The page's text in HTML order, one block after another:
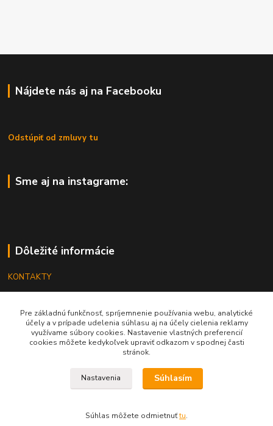
Nájdete nás aj na Facebooku
Odstúpiť od zmluvy tu
Sme aj na instagrame:
Dôležité informácie
KONTAKTY
REKLAMÁCIE
KATALÓGY
Pre základnú funkčnosť, spríjemnenie používania webu, analytické
účely a v prípade udelenia súhlasu aj na účely cielenia reklamy
využívame súbory cookies. Nastavenie vlastných preferencií
cookies môžete kedykoľvek upraviť odkazom v spodnej časti
stránok.
Nastavenia Súhlasím
Súhlas môžete odmietnuťtu.